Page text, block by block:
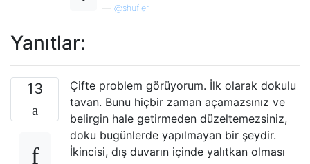
@shufler
Yanıtlar:
13
Çifte problem görüyorum. İlk olarak dokulu
tavan. Bunu hiçbir zaman açamazsınız ve
belirgin hale getirmeden düzeltemezsiniz,
doku bugünlerde yapılmayan bir şeydir.
İkincisi, dış duvarın içinde yalıtkan olması